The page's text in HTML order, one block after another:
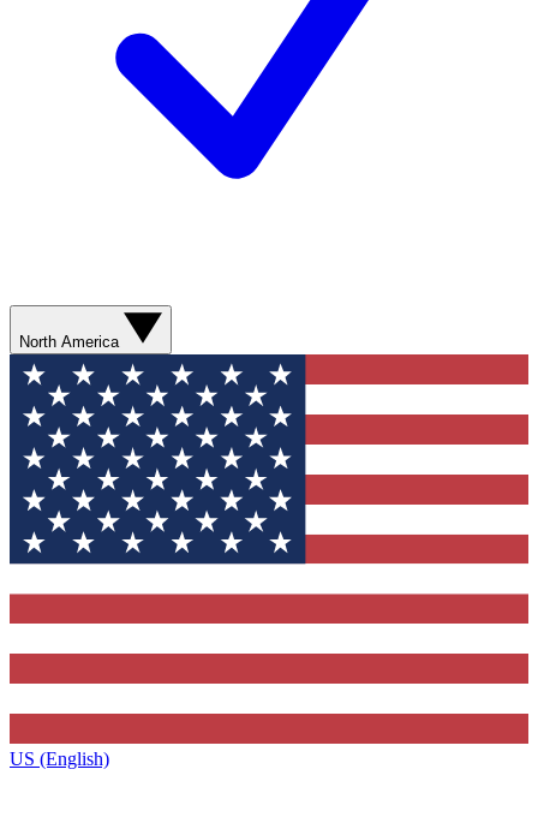
North America
US (English)